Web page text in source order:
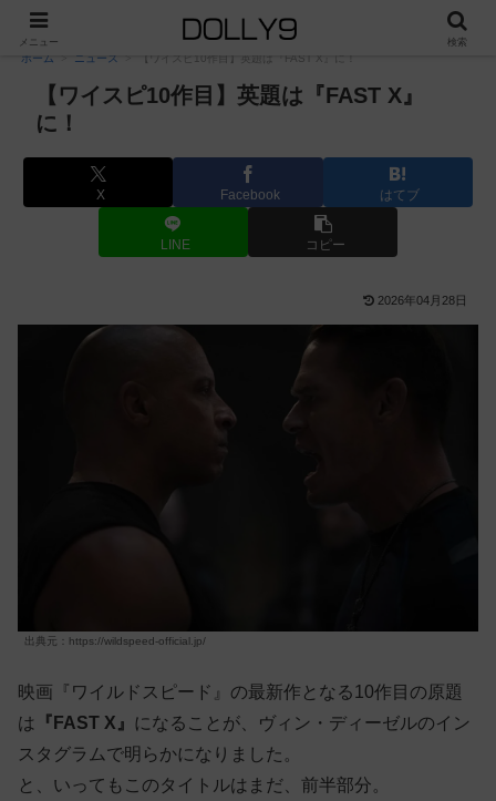
PR
ホーム ニュース 【ワイスピ10作目】英題は『FAST X』に！
【ワイスピ10作目】英題は『FAST X』
に！
X Facebook はてブ
LINE コピー
2026年04月28日
出典元：https://wildspeed-official.jp/
映画『ワイルドスピード』の最新作となる10作目の原題
は
『FAST X』 になることが、ヴィン・ディーゼルのイン
スタグラムで明らかになりました。
と、いってもこのタイトルはまだ、前半部分。
メニュー 検索